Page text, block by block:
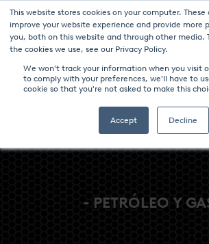
This website stores cookies on your computer. These
improve your website experience and provide more
you, both on this website and through other media.
the cookies we use, see our Privacy Policy.
We won't track your information when you visit
to comply with your preferences, we'll have to
cookie so that you're not asked to make this
Accept Decline
NOTICIAS Y EVENTOS CENTRO DE
CONTACTO
- PETRÓLEO Y